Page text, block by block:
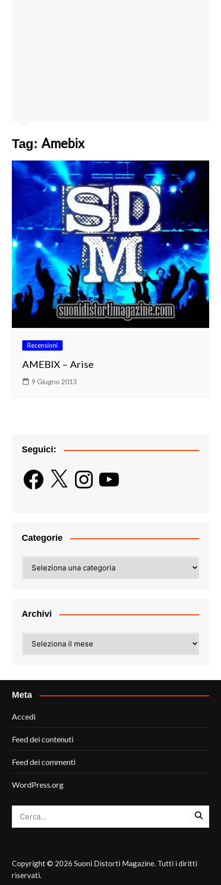
Tag: Amebix
Recensioni
AMEBIX – Arise
9 Giugno 2013
Seguici:
Facebook
X InstagramYouTube
Categorie
Archivi
Meta
Accedi
Feed dei contenuti
Feed dei commenti
WordPress.org
Copyright © 2026 Suoni Distorti Magazine. Tutti i diritti
riservati.